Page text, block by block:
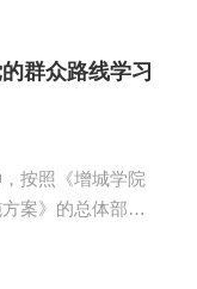
绍了产业园，广
软通动力、台湾
物联网体验馆，能
群众路线学习
按照《增城学院
案》的总体部署